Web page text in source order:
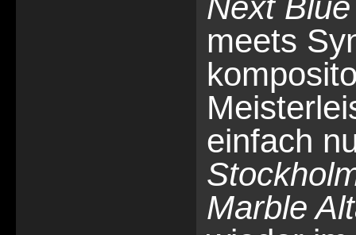
Next
meets
einfach
Marble